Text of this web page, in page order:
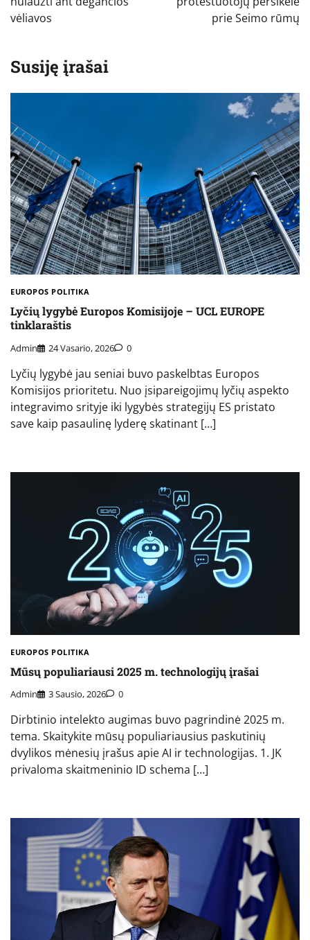
vėliavos
prie Seimo rūmų
Susiję įrašai
EUROPOS POLITIKA
Lyčių lygybė Europos Komisijoje – UCL EUROPE
tinklaraštis
Admin 24 Vasario, 2026 0
Lyčių lygybė jau seniai buvo paskelbtas Europos
Komisijos prioritetu. Nuo įsipareigojimų lyčių aspekto
integravimo srityje iki lygybės strategijų ES pristato
save kaip pasaulinę lyderę skatinant […]
EUROPOS POLITIKA
Mūsų populiariausi 2025 m. technologijų įrašai
Admin 3 Sausio, 2026 0
Dirbtinio intelekto augimas buvo pagrindinė 2025 m.
tema. Skaitykite mūsų populiariausius paskutinių
dvylikos mėnesių įrašus apie AI ir technologijas. 1. JK
privaloma skaitmeninio ID schema […]